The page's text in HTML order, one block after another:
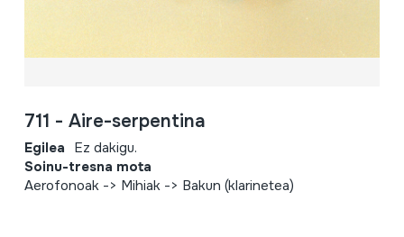
711 - Aire-serpentina
Egilea Ez dakigu.
Soinu-tresna mota
Aerofonoak -> Mihiak -> Bakun (klarinetea)